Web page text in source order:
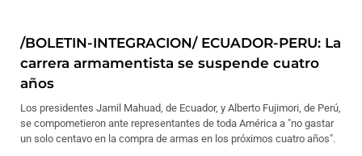
/BOLETIN-INTEGRACION/ ECUADOR-PERU: La
carrera armamentista se suspende cuatro
años
Los presidentes Jamil Mahuad, de Ecuador, y Alberto Fujimori, de Perú,
se compometieron ante representantes de toda América a "no gastar
un solo centavo en la compra de armas en los próximos cuatro años".